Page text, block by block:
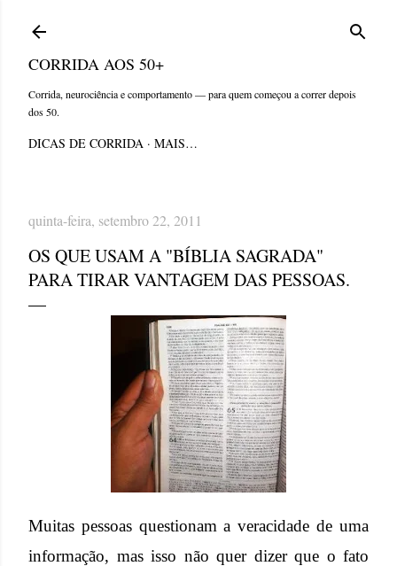
CORRIDA AOS 50+
Corrida, neurociência e comportamento — para quem começou a correr depois
dos 50.
DICAS DE CORRIDA MAIS…
quinta-feira, setembro 22, 2011
OS QUE USAM A "BÍBLIA SAGRADA"
PARA TIRAR VANTAGEM DAS PESSOAS.
Muitas pessoas questionam a veracidade de uma
informação, mas isso não quer dizer que o fato